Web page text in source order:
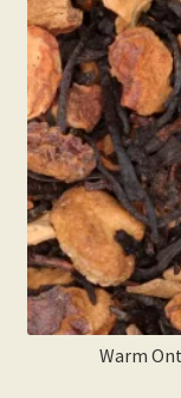
Warm